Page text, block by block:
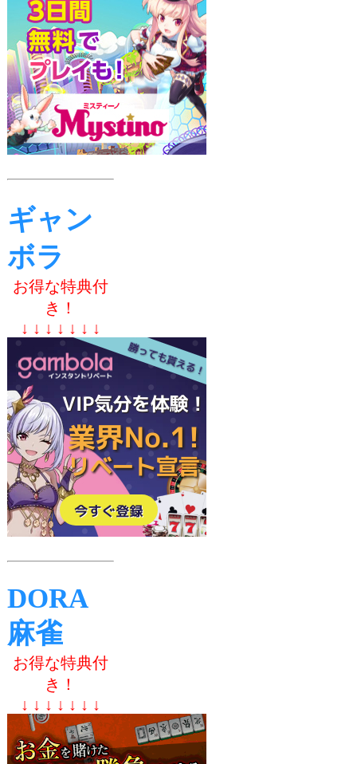
ギャン
ボラ
お得な特典付
き！
↓ ↓ ↓ ↓ ↓ ↓ ↓
DORA
麻雀
お得な特典付
き！
↓ ↓ ↓ ↓ ↓ ↓ ↓